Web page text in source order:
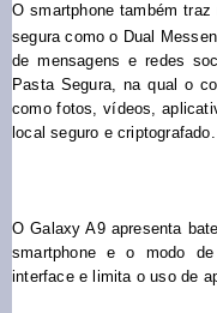
O smartphone também
segura como o Dual
de mensagens e redes
Pasta Segura, na qual o
como fotos, vídeos,
local seguro e criptografado.
O Galaxy A9 apresenta
smartphone e o modo
interface e limita o uso de